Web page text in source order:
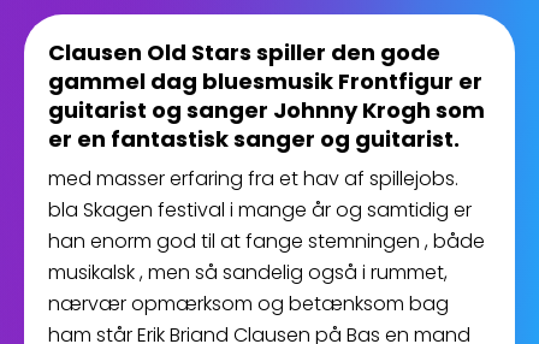
Clausen Old Stars spiller den gode
gammel dag bluesmusik Frontfigur er
guitarist og sanger Johnny Krogh som
er en fantastisk sanger og guitarist.
med masser erfaring fra et hav af spillejobs.
bla Skagen festival i mange år og samtidig er
han enorm god til at fange stemningen , både
musikalsk , men så sandelig også i rummet,
nærvær opmærksom og betænksom bag
ham står Erik Briand Clausen på Bas en mand